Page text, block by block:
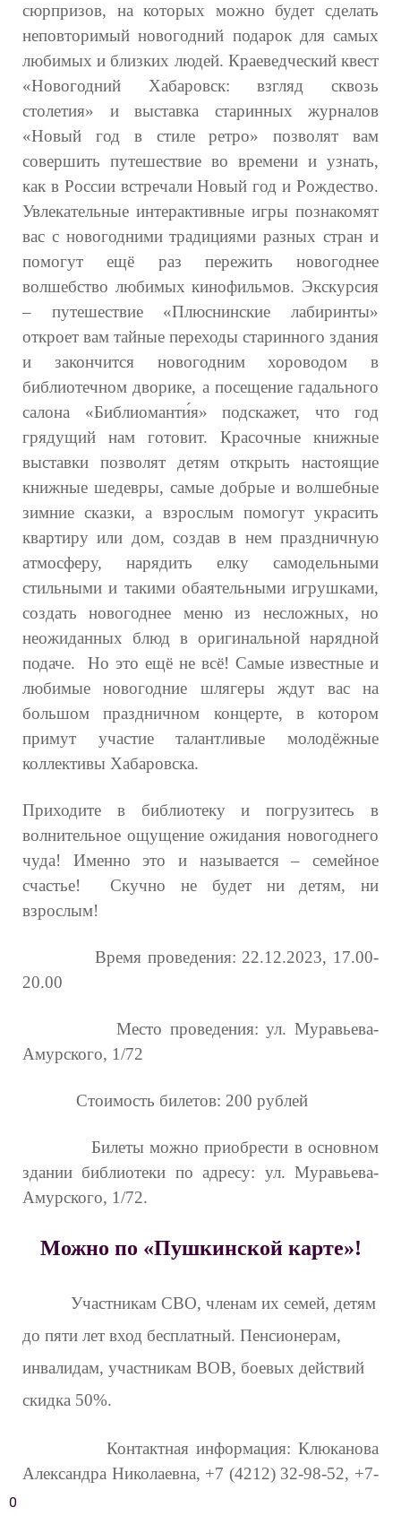
сюрпризов, на которых можно будет сделать
неповторимый новогодний подарок для самых
любимых и близких людей. Краеведческий квест
«Новогодний Хабаровск: взгляд сквозь
столетия» и выставка старинных журналов
«Новый год в стиле ретро» позволят вам
совершить путешествие во времени и узнать,
как в России встречали Новый год и Рождество.
Увлекательные интерактивные игры познакомят
вас с новогодними традициями разных стран и
помогут ещё раз пережить новогоднее
волшебство любимых кинофильмов. Экскурсия
– путешествие «Плюснинские лабиринты»
откроет вам тайные переходы старинного здания
и закончится новогодним хороводом в
библиотечном дворике, а посещение гадального
салона «Библиоманти́я» подскажет, что год
грядущий нам готовит. Красочные книжные
выставки позволят детям открыть настоящие
книжные шедевры, самые добрые и волшебные
зимние сказки, а взрослым помогут украсить
квартиру или дом, создав в нем праздничную
атмосферу, нарядить елку самодельными
стильными и такими обаятельными игрушками,
создать новогоднее меню из несложных, но
неожиданных блюд в оригинальной нарядной
подаче. Но это ещё не всё! Самые известные и
любимые новогодние шлягеры ждут вас на
большом праздничном концерте, в котором
примут участие талантливые молодёжные
коллективы Хабаровска.
Приходите в библиотеку и погрузитесь в
волнительное ощущение ожидания новогоднего
чуда! Именно это и называется – семейное
счастье! Скучно не будет ни детям, ни
взрослым!
Время проведения: 22.12.2023, 17.00-
20.00
Место проведения: ул. Муравьева-
Амурского, 1/72
Стоимость билетов: 200 рублей
Билеты можно приобрести в основном
здании библиотеки по адресу: ул. Муравьева-
Амурского, 1/72.
Можно по «Пушкинской карте»!
Участникам СВО, членам их семей, детям
до пяти лет вход бесплатный. Пенсионерам,
инвалидам, участникам ВОВ, боевых действий
скидка 50%.
Контактная информация: Клюканова
Александра Николаевна, +7 (4212) 32-98-52, +7-
0